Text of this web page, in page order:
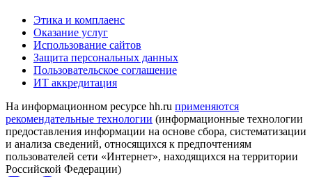
Этика и комплаенс
Оказание услуг
Использование сайтов
Защита персональных данных
Пользовательское соглашение
ИТ аккредитация
На информационном ресурсе hh.ru применяются
рекомендательные технологии (информационные технологии
предоставления информации на основе сбора, систематизации
и анализа сведений, относящихся к предпочтениям
пользователей сети «Интернет», находящихся на территории
Российской Федерации)